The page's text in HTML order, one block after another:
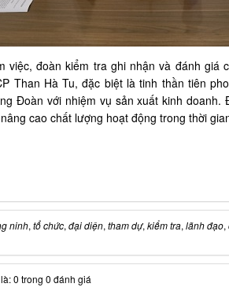
kiểm tra ghi nhận và đánh giá
Than Hà Tu, đặc biệt là tinh thần tiên
Đoàn với nhiệm vụ sản xuất kinh
cao chất lượng hoạt động trong thời
ninh, tổ chức, đại diện, tham dự, kiểm tra, lãnh đạo,
0 trong 0 đánh giá